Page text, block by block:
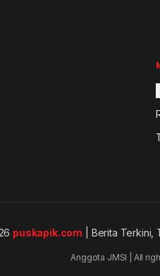
puskapik.com | Berita Terkini,
Anggota JMSI | All